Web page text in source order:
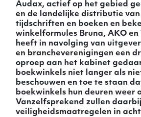
Audax, actief op het gebied
en de landelijke distributie
tijdschriften en boeken en
winkelformules Bruna, AKO en
heeft in navolging van
en brancheverenigingen een
oproep aan het kabinet
boekwinkels niet langer als
beschouwen en toe te staan
boekwinkels hun deuren weer
Vanzelfsprekend zullen
veiligheidsmaatregelen in